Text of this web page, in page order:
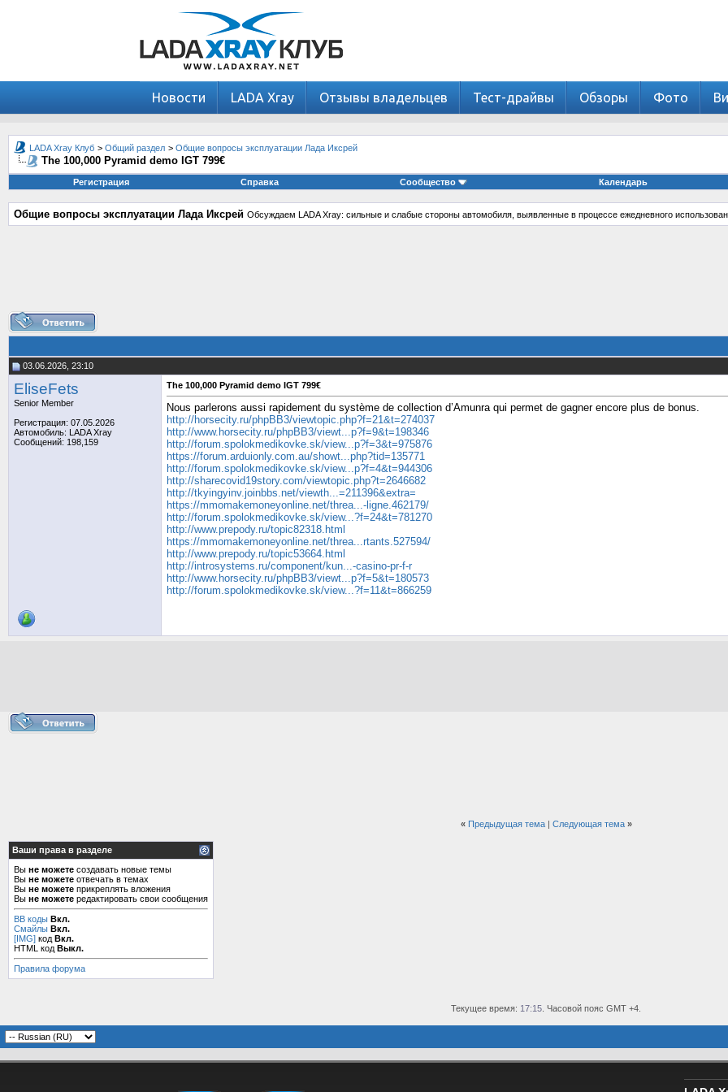
Новости LADA Xray Отзывы владельцев Тест-драйвы Обзоры Фото
LADA Xray Клуб > Общий раздел > Общие вопросы эксплуатации Лада Иксрей
The 100,000 Pyramid demo IGT 799€
Регистрация Справка Сообщество Календарь
Общие вопросы эксплуатации Лада Иксрей Обсуждаем LADA Xray: сильные и слабые стороны автомобиля, выявленные в процессе ежедневного
03.06.2026, 23:10
EliseFets
Senior Member
Регистрация: 07.05.2026
Автомобиль: LADA Xray
Сообщений: 198,159
The 100,000 Pyramid demo IGT 799€
Nous parlerons aussi rapidement du système de collection d’Amunra qui permet de gagner encore plus de bonus.
http://horsecity.ru/phpBB3/viewtopic.php?f=21&t=274037
http://www.horsecity.ru/phpBB3/viewt...p?f=9&t=198346
http://forum.spolokmedikovke.sk/view...p?f=3&t=975876
https://forum.arduionly.com.au/showt...php?tid=135771
http://forum.spolokmedikovke.sk/view...p?f=4&t=944306
http://sharecovid19story.com/viewtopic.php?t=2646682
http://tkyingyinv.joinbbs.net/viewth...=211396&extra=
https://mmomakemoneyonline.net/threa...-ligne.462179/
http://forum.spolokmedikovke.sk/view...?f=24&t=781270
http://www.prepody.ru/topic82318.html
https://mmomakemoneyonline.net/threa...rtants.527594/
http://www.prepody.ru/topic53664.html
http://introsystems.ru/component/kun...-casino-pr-f-r
http://www.horsecity.ru/phpBB3/viewt...p?f=5&t=180573
http://forum.spolokmedikovke.sk/view...?f=11&t=866259
« Предыдущая тема| Следующая тема »
Ваши права в разделе
Вы не можете создавать новые темы
Вы не можете отвечать в темах
Вы не можете прикреплять вложения
Вы не можете редактировать свои сообщения
BB коды Вкл.
Смайлы Вкл.
[IMG] код Вкл.
HTML код Выкл.
Правила форума
Текущее время: 17:15 . Часовой пояс GMT +4.